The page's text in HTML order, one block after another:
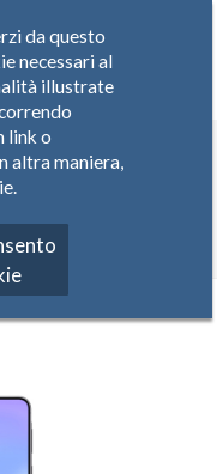
5G
da questo
necessari al
illustrate
link o
altra maniera,